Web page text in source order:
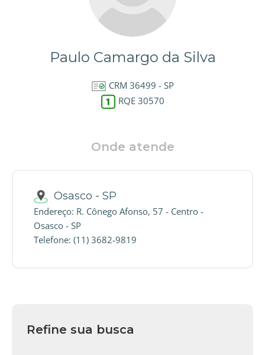
Paulo Camargo da Silva
CRM 36499 - SP
RQE 30570
Onde atende
Osasco - SP
Endereço: R. Cônego Afonso, 57 - Centro -
Osasco - SP
Telefone: (11) 3682-9819
Refine sua busca